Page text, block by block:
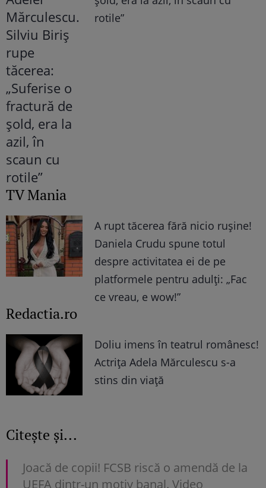
rotile”
TV Mania
A rupt tăcerea fără nicio rușine!
Daniela Crudu spune totul
despre activitatea ei de pe
platformele pentru adulți: „Fac
ce vreau, e wow!”
Redactia.ro
Doliu imens în teatrul românesc!
Actrița Adela Mărculescu s-a
stins din viață
Citește și...
Joacă de copii! FCSB riscă o amendă de la
UEFA dintr-un motiv banal. Video